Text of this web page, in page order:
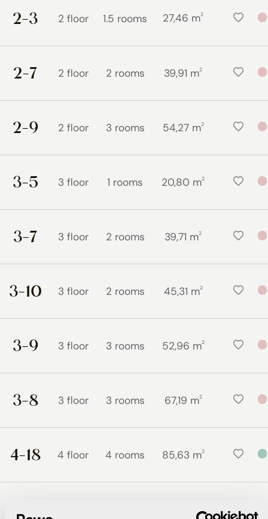
2-3 2 floor 1.5 rooms 27,46 m2
2-7 2 floor 2 rooms 39,91 m2
2-9 2 floor 3 rooms 54,27 m2
3-5 3 floor 1 rooms 20,80 m2
3-7 3 floor 2 rooms 39,71 m2
3-10 3 floor 2 rooms 45,31 m2
3-9 3 floor 3 rooms 52,96 m2
3-8 3 floor 3 rooms 67,19 m2
4-18 4 floor 4 rooms 85,63 m2
4-15 51,69 m